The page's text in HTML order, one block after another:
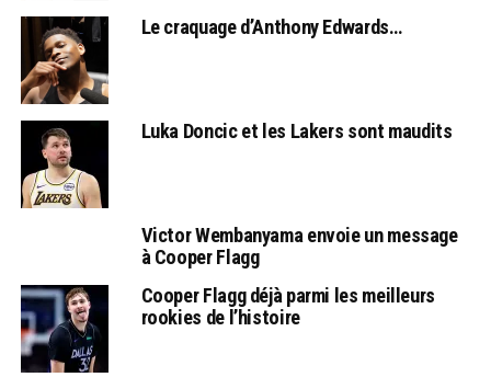
Le craquage d’Anthony Edwards…
Luka Doncic et les Lakers sont maudits
Victor Wembanyama envoie un message
à Cooper Flagg
Cooper Flagg déjà parmi les meilleurs
rookies de l’histoire